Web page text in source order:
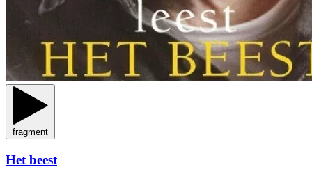
fragment
Het beest